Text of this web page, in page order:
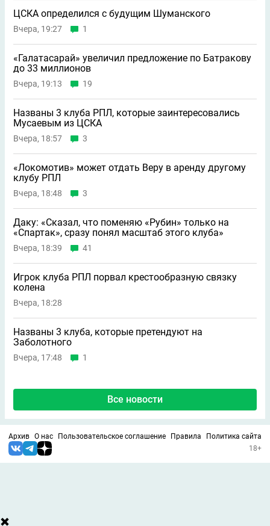
ЦСКА определился с будущим Шуманского
Вчера, 19:27 1
«Галатасарай» увеличил предложение по Батракову
до 33 миллионов
Вчера, 19:13 19
Названы 3 клуба РПЛ, которые заинтересовались
Мусаевым из ЦСКА
Вчера, 18:57 3
«Локомотив» может отдать Веру в аренду другому
клубу РПЛ
Вчера, 18:48 3
Даку: «Сказал, что поменяю «Рубин» только на
«Спартак», сразу понял масштаб этого клуба»
Вчера, 18:39 41
Игрок клуба РПЛ порвал крестообразную связку
колена
Вчера, 18:28
Названы 3 клуба, которые претендуют на
Заболотного
Вчера, 17:48 1
Все новости
Архив О нас Пользовательское соглашение Правила
Политика сайта
18+